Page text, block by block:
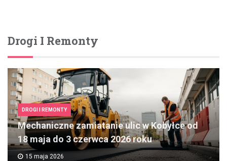
Drogi I Remonty
DROGI I REMONTY
Mechaniczne zamiatanie ulic w Kobyłce od
18 maja do 3 czerwca 2026 roku
15 maja 2026